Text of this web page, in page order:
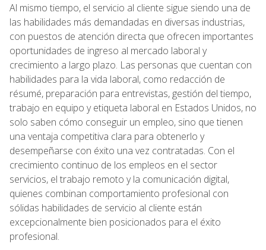
Al mismo tiempo, el servicio al cliente sigue siendo una de
las habilidades más demandadas en diversas industrias,
con puestos de atención directa que ofrecen importantes
oportunidades de ingreso al mercado laboral y
crecimiento a largo plazo. Las personas que cuentan con
habilidades para la vida laboral, como redacción de
résumé, preparación para entrevistas, gestión del tiempo,
trabajo en equipo y etiqueta laboral en Estados Unidos, no
solo saben cómo conseguir un empleo, sino que tienen
una ventaja competitiva clara para obtenerlo y
desempeñarse con éxito una vez contratadas. Con el
crecimiento continuo de los empleos en el sector
servicios, el trabajo remoto y la comunicación digital,
quienes combinan comportamiento profesional con
sólidas habilidades de servicio al cliente están
excepcionalmente bien posicionados para el éxito
profesional.